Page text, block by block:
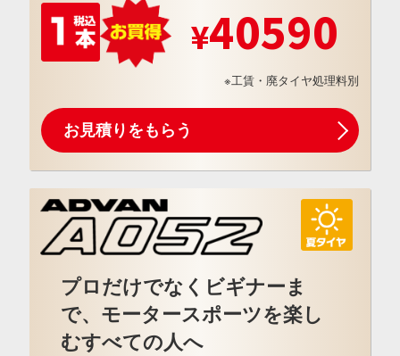
40590
※工賃・廃タイヤ処理料別
お見積りをもらう
プロだけでなくビギナーま
で、モータースポーツを楽し
むすべての人へ